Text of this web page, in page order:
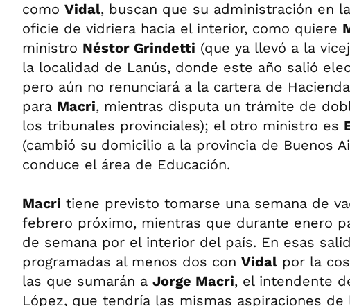
como Vidal, buscan que su administración en
oficie de vidriera hacia el interior, como quiere
ministro Néstor Grindetti (que ya llevó a la
la localidad de Lanús, donde este año salió
pero aún no renunciará a la cartera de
para Macri, mientras disputa un trámite de
los tribunales provinciales); el otro ministro es
(cambió su domicilio a la provincia de Buenos
conduce el área de Educación.
Macri tiene previsto tomarse una semana de
febrero próximo, mientras que durante enero
de semana por el interior del país. En esas
programadas al menos dos con Vidal por la
las que sumarán a Jorge Macri, el intendente
López, que tendría las mismas aspiraciones